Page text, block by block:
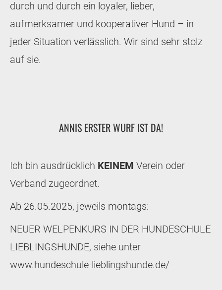
durch und durch ein loyaler, lieber,
aufmerksamer und kooperativer Hund – in
jeder Situation verlässlich. Wir sind sehr stolz
auf sie.
ANNIS ERSTER WURF IST DA!
Ich bin ausdrücklich KEINEM Verein oder
Verband zugeordnet.
Ab 26.05.2025, jeweils montags:
NEUER WELPENKURS IN DER HUNDESCHULE
LIEBLINGSHUNDE, siehe unter
www.hundeschule-lieblingshunde.de/